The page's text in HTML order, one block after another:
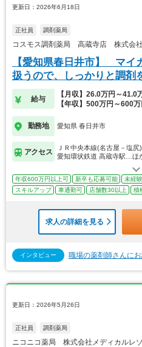
更新日：2026年6月18日
正社員 調剤薬局
コスモス調剤薬局 高蔵寺店 株式会社
【愛知県春日井市】 マイ
扱うので、しっかりと調剤
給与
【月収】26.0万円～41.0
【年収】500万円～600万
勤務地 愛知県 春日井市
アクセス
ＪＲ中央本線(名古屋－塩尻
愛知環状鉄道 高蔵寺駅…ほ
年収600万円以上可 新卒も応募可能 未経
スキルアップ
車通勤可 店舗数30以上 積
求人の詳細を見る
インタビュー 職場の薬剤師さんに
更新日：2026年5月26日
正社員 調剤薬局
ニコニコ薬局 株式会社メディカルレ